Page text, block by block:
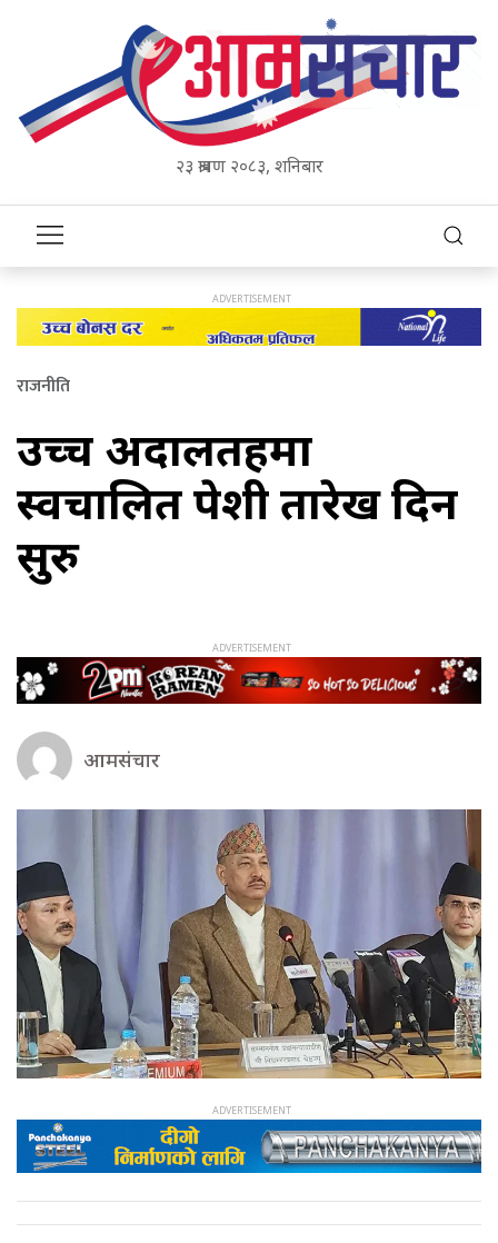
२३ श्रावण २०८३, शनिबार
राजनीति
उच्च अदालतहरूमा
स्वचालित पेशी तारेख दिन
सुरु
आमसंचार